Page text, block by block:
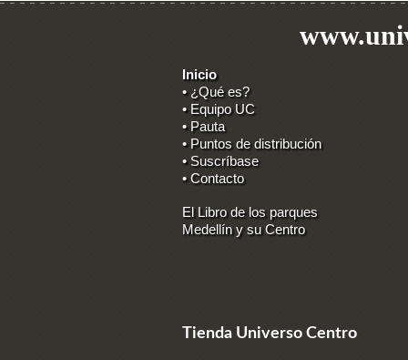
Inicio
• ¿Qué es?
• Equipo UC
• Pauta
• Puntos de distribución
• Suscríbase
• Contacto
El Libro de los parques
Medellín y su Centro
Tienda Universo Centro